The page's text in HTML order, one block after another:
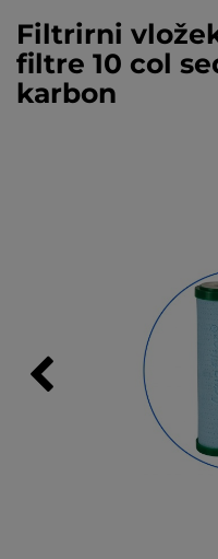
Filtrirni
filtre 10 col
karbon